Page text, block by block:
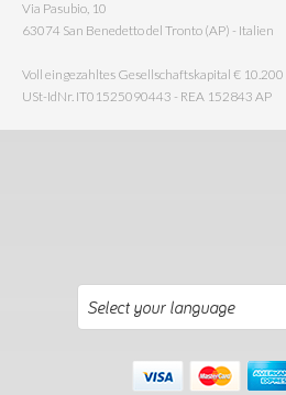
Via Pasubio, 10
63074 San Benedetto del Tronto (AP) - Italien
Voll eingezahltes Gesellschaftskapital € 10.200
USt-IdNr. IT01525090443 - REA 152843 AP